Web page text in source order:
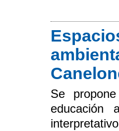
Se
educación